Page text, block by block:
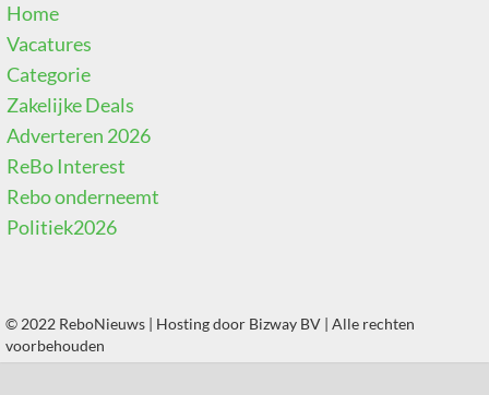
Home
Vacatures
Categorie
Zakelijke Deals
Adverteren 2026
ReBo Interest
Rebo onderneemt
Politiek2026
© 2022 ReboNieuws | Hosting door Bizway BV | Alle rechten
voorbehouden